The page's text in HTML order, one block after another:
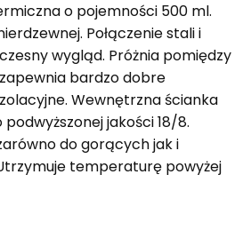
o pojemności 500 ml.
Połączenie stali i
wygląd. Próżnia pomiędzy
bardzo dobre
Wewnętrzna ścianka
jakości 18/8.
do gorących jak i
temperaturę powyżej